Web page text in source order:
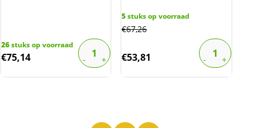
26stuks op voorraad
€75,14
5stuks op voorraad
€67,26
€53,81